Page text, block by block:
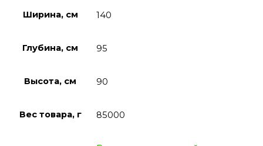
Ширина, см 140
Глубина, см 95
Высота, см 90
Вес товара, г 85000